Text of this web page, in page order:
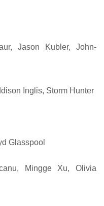
Jason Kubler, John-
Inglis, Storm Hunter
Glasspool
Mingge Xu, Olivia